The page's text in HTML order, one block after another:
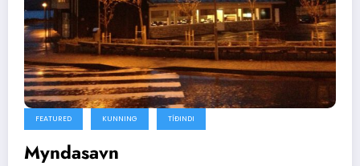
FEATURED KUNNING TÍÐINDI
Myndasavn